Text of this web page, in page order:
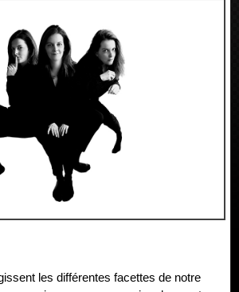
les différentes facettes de notre